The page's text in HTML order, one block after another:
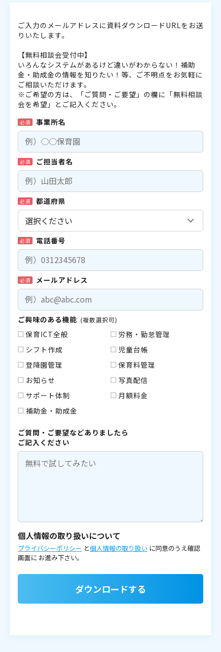
ご入力のメールアドレスに資料ダウンロードURLをお送
りいたします。
【無料相談会受付中】
いろんなシステムがあるけど違いがわからない！補助
金・助成金の情報を知りたい！等、ご不明点をお気軽に
ご相談いただけます。
※ご希望の方は、「ご質問・ご要望」の欄に「無料相談
会を希望」とご記入ください。
必須 事業所名
必須 ご担当者名
必須 都道府県
必須 電話番号
必須 メールアドレス
ご興味のある機能 (複数選択可)
保育ICT全般
労務・勤怠管理
シフト作成
児童台帳
登降園管理
保育料管理
お知らせ
写真配信
サポート体制
月額料金
補助金・助成金
ご質問・ご要望などありましたら
ご記入ください
個人情報の取り扱いについて
プライバシーポリシー と個人情報の取り扱い に同意のうえ確認
画面に お進み下さい。
ダウンロードする